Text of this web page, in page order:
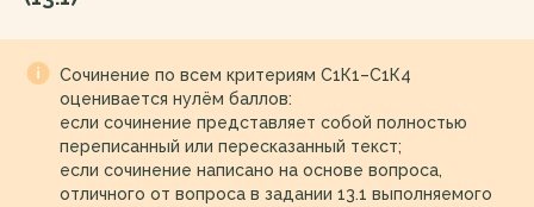
Сочинение по всем критериям С1К1–С1К4
оценивается нулём баллов:
если сочинение представляет собой полностью
переписанный или пересказанный текст;
если сочинение написано на основе вопроса,
отличного от вопроса в задании 13.1 выполняемого